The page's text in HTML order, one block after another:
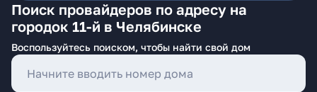
Поиск провайдеров по адресу на
городок 11-й в Челябинске
Воспользуйтесь поиском, чтобы найти свой дом